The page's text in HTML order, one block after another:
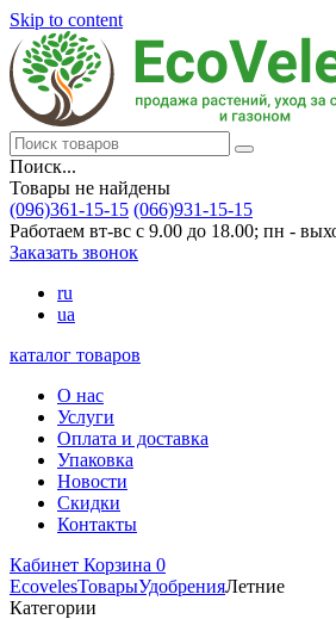
Skip to content
Поиск...
Товары не найдены
(096)361-15-15 (066)931-15-15
Работаем вт-вс с 9.00 до 18.00; пн -
Заказать звонок
ru
ua
каталог товаров
О нас
Услуги
Оплата и доставка
Упаковка
Новости
Скидки
Контакты
Кабинет Корзина 0
EcovelesТоварыУдобренияЛетние
Категории